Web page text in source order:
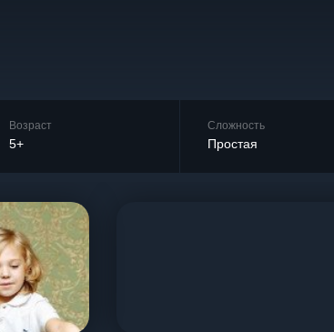
Возраст
5+
Сложность
Простая